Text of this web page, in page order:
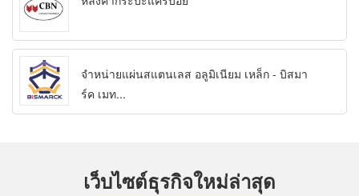
จำหน่ายแผ่นสแตนเลส อลูมิเนียม เหล็ก - บิสมา
ร์ค เมท...
เว็บไซต์ธุรกิจใหม่ล่าสุด